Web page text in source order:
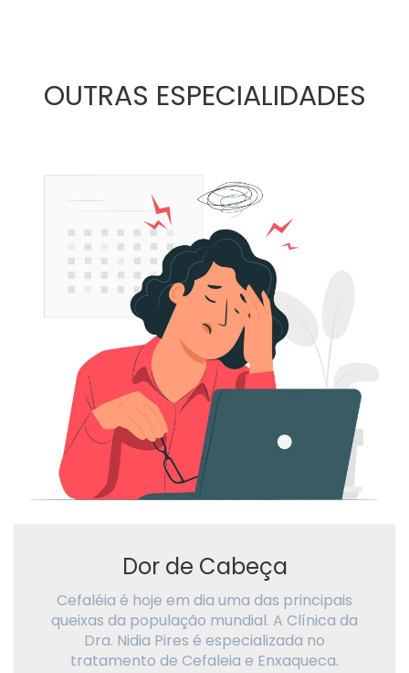
OUTRAS ESPECIALIDADES
Dor de Cabeça
Cefaléia é hoje em dia uma das principais
queixas da população mundial. A Clínica da
Dra. Nidia Pires é especializada no
tratamento de Cefaleia e Enxaqueca.